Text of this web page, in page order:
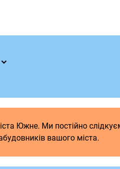
Южне. Ми постійно
вашого міста.